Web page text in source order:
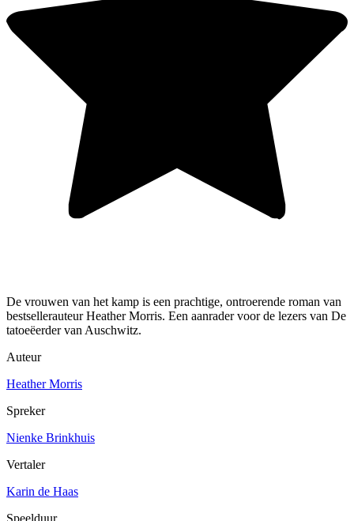
De vrouwen van het kamp is een prachtige, ontroerende roman van
bestsellerauteur Heather Morris. Een aanrader voor de lezers van De
tatoeëerder van Auschwitz.
Auteur
Heather Morris
Spreker
Nienke Brinkhuis
Vertaler
Karin de Haas
Speelduur